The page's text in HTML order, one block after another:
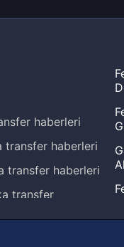
haberleri
transfer haberleri
transfer haberleri
transfer